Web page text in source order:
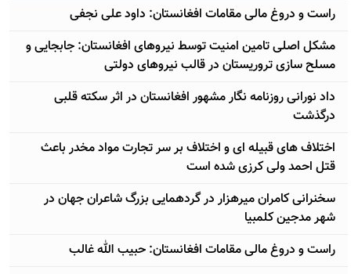
راست و دروغ مالی مقامات افغانستان: داود علی نجفی
مشکل اصلی تامین امنیت توسط نیروهای افغانستان: جابجایی و
مسلح سازی تروریستان در قالب نیروهای دولتی
داد نورانی روزنامه نگار مشهور افغانستان در اثر سکته قلبی
درگذشت
اختلاف های قبیله ای و اختلاف بر سر تجارت مواد مخدر باعث
قتل احمد ولی کرزی شده است
سخنرانی کامران میرهزار در گردهمایی بزرگ شاعران جهان در
شهر مدجین کلمبیا
راست و دروغ مالی مقامات افغانستان: حبیب الله غالب